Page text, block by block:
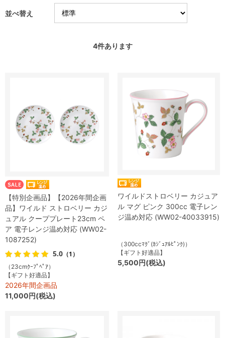
並べ替え
4件あります
【特別企画品】【2026年間企画
品】ワイルド ストロベリー カジ
ュアル クーププレート23cm ペ
ア 電子レンジ温め対応 (WW02-
1087252)
5.0 （1）
（23cmｸｰﾌﾟﾍﾟｱ）
【ギフト好適品】
2026年間企画品
11,000円(税込)
ワイルドストロベリー カジュア
ル マグ ピンク 300cc 電子レン
ジ温め対応 (WW02-40033915)
（300ccﾏｸﾞ(ｶｼﾞｭｱﾙﾋﾟﾝｸ)）
【ギフト好適品】
5,500円(税込)